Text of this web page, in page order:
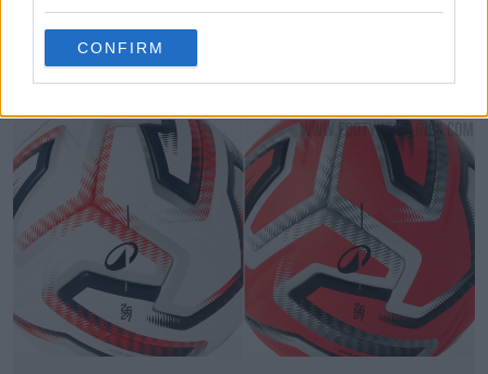
CONFIRM
Legado dos ténis - Arquivo de chuteiras de
futebol
OFICIAL Sneaker Legacy